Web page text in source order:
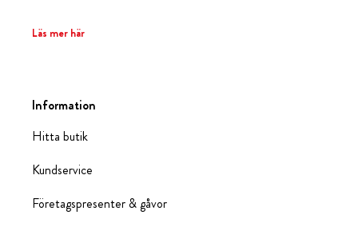
Läs mer här
Information
Hitta butik
Kundservice
Företagspresenter & gåvor